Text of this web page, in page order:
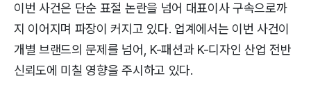
이번 사건은 단순 표절 논란을 넘어 대표이사 구속으로까
지 이어지며 파장이 커지고 있다. 업계에서는 이번 사건이
개별 브랜드의 문제를 넘어, K-패션과 K-디자인 산업 전반
신뢰도에 미칠 영향을 주시하고 있다.